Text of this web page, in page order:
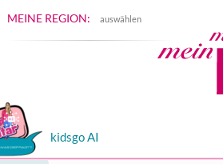
MEINE REGION: auswählen
kidsgo AI